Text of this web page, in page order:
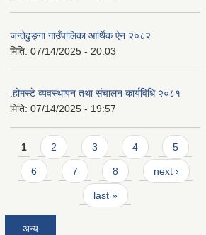
जन्तेढुङ्गा गाउँपालिका आर्थिक ऐन २०८२
मिति: 07/14/2025 - 20:03
.होमस्टे व्यवस्थापन तथा संचालन कार्यविधि २०८१
मिति: 07/14/2025 - 19:57
Pages
1 2 3 4 5
6 7 8 next ›
last »
अन्य